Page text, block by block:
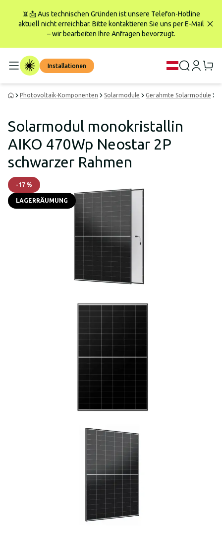
📵📩 Aus technischen Gründen ist unsere Telefon-Hotline
aktuell nicht erreichbar. Bitte kontaktieren Sie uns per E-Mail
– wir bearbeiten Ihre Anfragen bevorzugt.
Installationen
Photovoltaik-Komponenten Solarmodule Gerahmte Solarmodule
Solarmodul monokristallin
AIKO 470Wp Neostar 2P
schwarzer Rahmen
-17 %
LAGERRÄUMUNG